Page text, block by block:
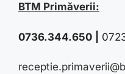
BTM Primăverii:
0736.344.650